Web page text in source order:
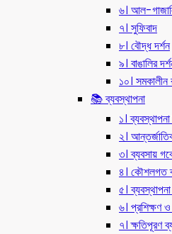
৬। আল-
৭। সুফিবাদ
৮। বৌদ্ধ দর্শন
৯। বাঙালির
১০। সমকালীন
📚 ব্যবস্থাপনা
১। ব্যবস্থাপনা
২।
৩। ব্যবসায়
৪। কৌশলগত
৫।
৬। প্রশিক্ষণ
৭। ক্ষতিপূরণ